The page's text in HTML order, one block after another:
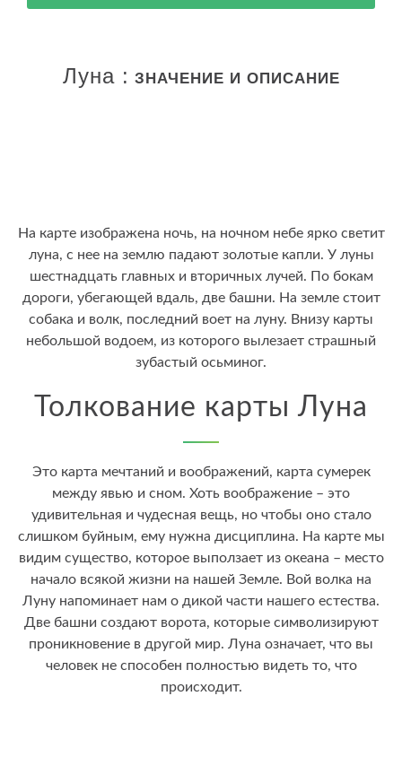
Луна : ЗНАЧЕНИЕ И ОПИСАНИЕ
На карте изображена ночь, на ночном небе ярко светит
луна, с нее на землю падают золотые капли. У луны
шестнадцать главных и вторичных лучей. По бокам
дороги, убегающей вдаль, две башни. На земле стоит
собака и волк, последний воет на луну. Внизу карты
небольшой водоем, из которого вылезает страшный
зубастый осьминог.
Толкование карты Луна
Это карта мечтаний и воображений, карта сумерек
между явью и сном. Хоть воображение – это
удивительная и чудесная вещь, но чтобы оно стало
слишком буйным, ему нужна дисциплина. На карте мы
видим существо, которое выползает из океана – место
начало всякой жизни на нашей Земле. Вой волка на
Луну напоминает нам о дикой части нашего естества.
Две башни создают ворота, которые символизируют
проникновение в другой мир. Луна означает, что вы
человек не способен полностью видеть то, что
происходит.